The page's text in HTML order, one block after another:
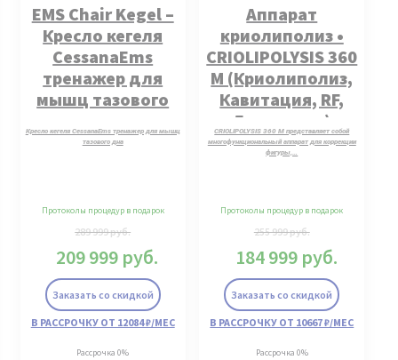
Заказать со скидкой
EMS Chair Kegel –
Кресло кегеля
CessanaEms
тренажер для
мышц тазового
Кресло кегеля CessanaEms тренажер для мышц
тазового дна
Протоколы процедур в подарок
289 999руб.
209 999 руб.
В РАССРОЧКУ ОТ 12084 ₽/МЕС
Рассрочка 0%
Заказать со скидкой
Аппарат
криолиполиз •
CRIOLIPOLYSIS 360
М (Криолиполиз,
Кавитация, RF,
Липолазер)
CRIOLIPOLYSIS 360 М представляет собой
многофункциональный аппарат для коррекции
фигуры,…
Протоколы процедур в подарок
255 999руб.
184 999 руб.
В РАССРОЧКУ ОТ 10667 ₽/МЕС
Рассрочка 0%